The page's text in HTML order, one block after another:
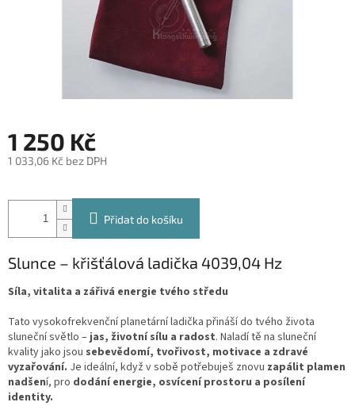
1 250 Kč
1 033,06 Kč bez DPH
cena:
Přidat do košíku
Slunce – křišťálová ladička 4039,04 Hz
Síla, vitalita a zářivá energie tvého středu
Tato vysokofrekvenční planetární ladička přináší do tvého života
sluneční světlo –jas, životní sílu a radost. Naladí tě na sluneční
kvality jako jsou sebevědomí, tvořivost, motivace a zdravé
vyzařování. Je ideální, když v sobě potřebuješ znovu zapálit plamen
nadšení, pro dodání energie, osvícení prostoru a posílení
identity.